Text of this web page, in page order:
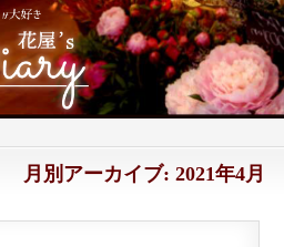
月別アーカイブ: 2021年4月